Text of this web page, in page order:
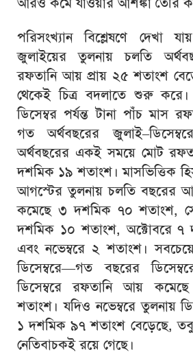
পরিসংখ্যান বিশ্লেষণে দেখা
জুলাইয়ের তুলনায় চলতি
রফতানি আয় প্রায় ২৫ শতাংশ
থেকেই চিত্র বদলাতে শুরু
ডিসেম্বর পর্যন্ত টানা পাঁচ মাস
গত অর্থবছরের
অর্থবছরের একই সময়ে মোট
দশমিক ১৯ শতাংশ। মাসভিত্তিক
আগস্টের তুলনায় চলতি বছরের
কমেছে ৩ দশমিক ৭০ শতাংশ,
দশমিক ১০ শতাংশ, অক্টোবরে ৭
এবং নভেম্বরে ২ শতাংশ।
ডিসেম্বরে—গত বছরের
ডিসেম্বরে রফতানি আয়
শতাংশ। যদিও নভেম্বরে তুলনায়
১ দশমিক ৯৭ শতাংশ বেড়েছে,
নেতিবাচকই রয়ে গেছে।